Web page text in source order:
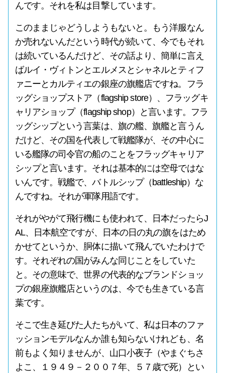
んです。それを私は目撃しています。
このままじゃどうしようもないと。もう洋服なん
か売れないんだという時代が続いて、今でもそれ
は続いているんだけど、その話より、簡単に言え
ばルイ・ヴィトンとエルメスとシャネルとティフ
ァニーとカルティエの銀座の旗艦店ですね。フラ
ッグショップストア（flagship store）、フラッグキ
ャリアショップ（flagship shop）と言います。フラ
ッグシップという言葉は、旗の艦、旗艦と言うん
だけど、その国を代表して戦艦隊が、その中心に
いる艦隊の司令官の船のことをフラッグキャリア
シップと言います。それは基本的には空母ではな
いんです。戦艦で、バトルシップ（battleship）な
んですね。それが軍隊用語です。
それがやがて飛行機にも使われて、日本だったらJ
AL、日本航空ですが、日本の日の丸の旗をはため
かせてというか、胴体に描いて飛んでいたわけで
す。それぞれの国がみんな同じことをしていた
と。その意味で、世界の代表的なブランドショッ
プの銀座旗艦店というのは、今でも生きている言
葉です。
そこで生き延びた人たちがいて、私は日本のファ
ッションモデルなんか誰も知らないけれども、名
前もよく知りませんが、山口小夜子（やまぐちさ
よこ、１９４９－２００７年、５７歳で死）とい